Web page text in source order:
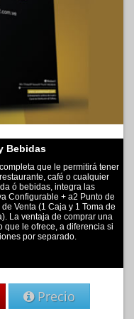
Bebidas
que le permitirá tener
café o cualquier
ó bebidas, integra las
Configurable + a2 Punto de
Venta (1 Caja y 1 Toma de
La ventaja de comprar una
que le ofrece, a diferencia si
por separado.
Precio